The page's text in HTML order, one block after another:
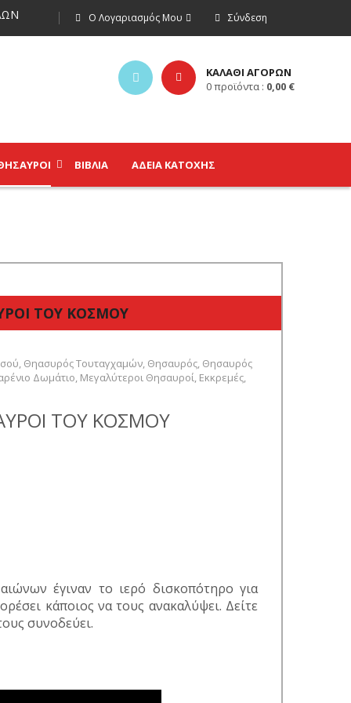
Σύνδεση
Ο Λογαριασμός Μου
ΚΑΛΑΘΙ ΑΓΟΡΩΝ
0προϊόντα : 0,00 €
ΒΙΒΛΊΑ ΑΔΕΙΑ ΚΑΤΟΧΗΣ
ΤΟΥ ΚΟΣΜΟΥ
, Θηασυρός Τουταγχαμών, Θησαυρός, Θησαυρός
Δωμάτιο, Μεγαλύτεροι Θησαυροί, Εκκρεμές,
ΤΟΥ ΚΟΣΜΟΥ
έγιναν το ιερό δισκοπότηρο για
κάποιος να τους ανακαλύψει. Δείτε
συνοδεύει.